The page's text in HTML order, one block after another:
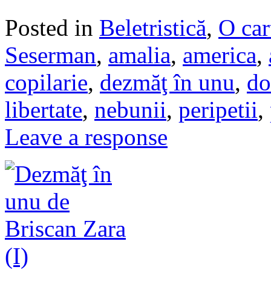
Posted in Beletristică, O
Seserman, amalia, america,
copilarie, dezmăţ în unu,
libertate, nebunii, peripetii,
Leave a response